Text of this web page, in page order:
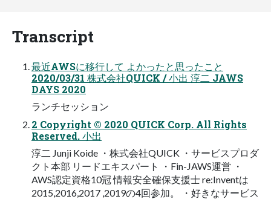
Transcript
最近AWSに移行して よかったと思ったこと
2020/03/31 株式会社QUICK / 小出 淳二 JAWS
DAYS 2020
ランチセッション
2 Copyright © 2020 QUICK Corp. All Rights
Reserved. 小出
淳二 Junji Koide ・株式会社QUICK ・サービスプロダ
クト本部 リードエキスパート ・Fin-JAWS運営 ・
AWS認定資格10冠 情報安全確保支援士 re:Inventは
2015,2016,2017 ,2019の4回参加。 ・好きなサービス